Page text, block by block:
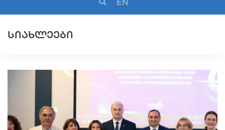
EN
ᲡᲘᲐᲮᲚᲔᲔᲑᲘ